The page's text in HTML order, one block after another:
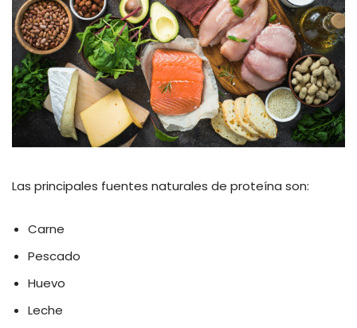
Las principales fuentes naturales de proteína son:
Carne
Pescado
Huevo
Leche